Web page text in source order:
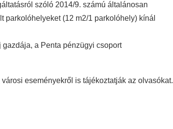
szóló 2014/9. számú általánosan
(12 m2/1 parkolóhely) kínál
a Penta pénzügyi csoport
eseményekről is tájékoztatják az olvasókat.